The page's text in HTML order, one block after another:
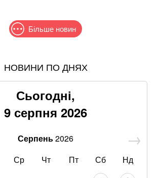
Більше новин
хочуть позбавити броні: у
грн: що відомо про нову гучну
що йому змінили результат НМТ:
НОВИНИ ПО ДНЯХ
Сьогодні,
9 серпня 2026
Серпень2026
Ср Чт Пт Сб Нд